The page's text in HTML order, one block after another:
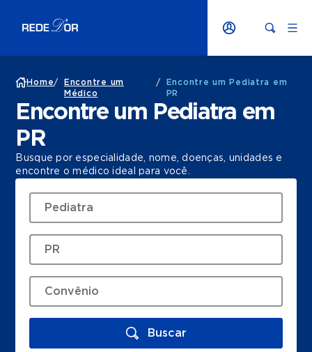
Home/
Encontre um
Médico
/
Encontre um Pediatra em
PR
Encontre um Pediatra em
PR
Busque por especialidade, nome, doenças, unidades e
encontre o médico ideal para você.
Buscar